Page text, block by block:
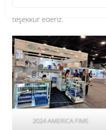
standımıza göstermiş
teşekkür ederiz.
2024 AMERICA FIME